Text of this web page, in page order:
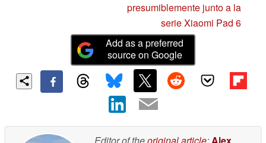
presumiblemente junto a la
serie Xiaomi Pad 6
Add as a preferred
source on Google
Editor of theoriginal article:Alex